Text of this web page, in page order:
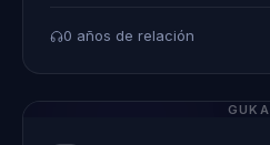
0 años de relación
GUKA